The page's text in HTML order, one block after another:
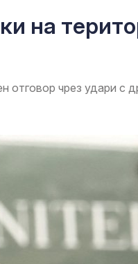
на
отговор чрез удари с